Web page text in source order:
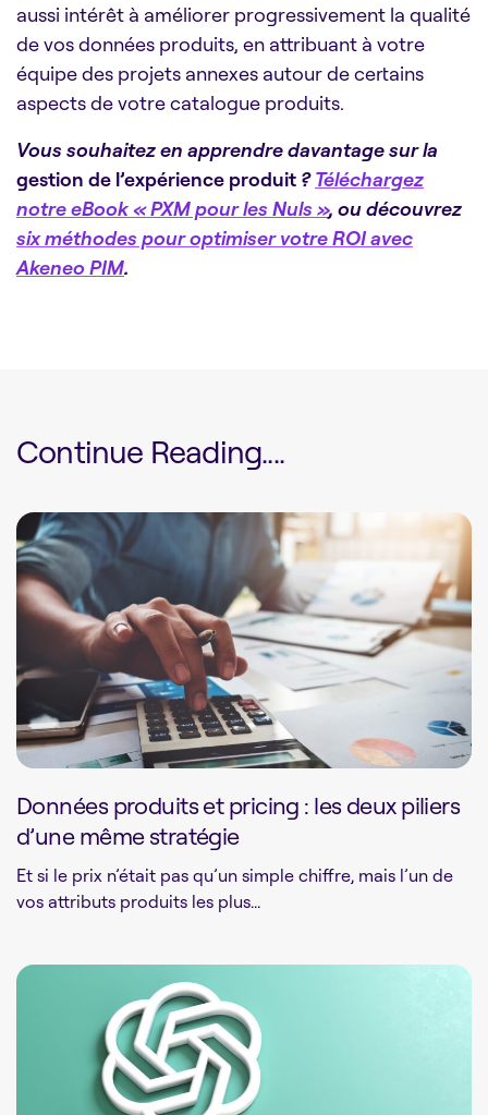
aussi intérêt à améliorer progressivement la qualité
de vos données produits, en attribuant à votre
équipe des projets annexes autour de certains
aspects de votre catalogue produits.
Vous souhaitez en apprendre davantage sur la
gestion de l’expérience produit ?Téléchargez
notre eBook « PXM pour les Nuls », ou découvrez
six méthodes pour optimiser votre ROI avec
Akeneo PIM.
Continue Reading....
Données produits et pricing : les deux piliers
d’une même stratégie
Et si le prix n’était pas qu’un simple chiffre, mais l’un de
vos attributs produits les plus...